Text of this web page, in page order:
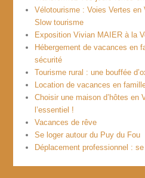
Vélotourisme : Voies Vertes en
Slow tourisme
Exposition Vivian MAIER à la
Hébergement de vacances en
sécurité
Tourisme rural : une bouffée
Location de vacances en
Choisir une maison d’hôtes en
l’essentiel !
Vacances de rêve
Se loger autour du Puy du Fou
Déplacement professionnel :